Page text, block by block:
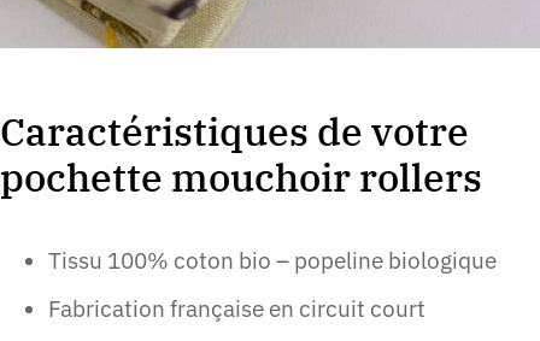
Caractéristiques de votre
pochette mouchoir rollers
Tissu 100% coton bio – popeline biologique
Fabrication française en circuit court